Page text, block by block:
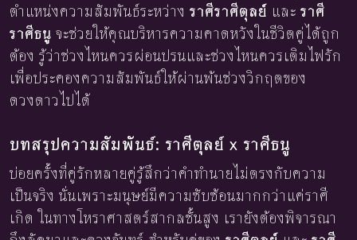
ตำแหน่งความสัมพันธ์ระหว่าง ราศีราศีตุลย์ และ ราศี
ราศีธนู จะช่วยให้คุณบริหารความคาดหวังในชีวิตคู่ได้ถูก
ต้อง รู้ว่าช่วงไหนควรผ่อนปรนและช่วงไหนควรเติมไฟรัก
เพื่อประคองความสัมพันธ์ให้ผ่านพ้นช่วงวิกฤตของ
ดวงดาวไปได้
บทสรุปความสัมพันธ์: ราศีตุลย์ x ราศีธนู
บ่อยครั้งที่คู่รักหลายคู่รู้สึกว่าคำทำนายไม่ตรงกับความ
เป็นจริง นั่นเพราะมนุษย์มีความซับซ้อนมากกว่าแค่ราศี
เกิด ในทางโหราศาสตร์สากลชั้นสูง เรายังต้องพิจารณา